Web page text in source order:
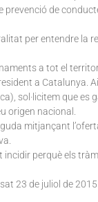
prevenció de
per entendre la
a tot el
a Catalunya.
sol·licitem que es
origen nacional.
mitjançant
perquè els
23 de juliol de